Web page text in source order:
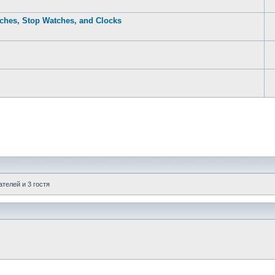
Stop Watches, and Clocks
и 3 гостя